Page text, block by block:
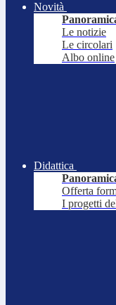
Novità
Le notizie
Le circolari
Albo online
Didattica
Offerta
I progetti